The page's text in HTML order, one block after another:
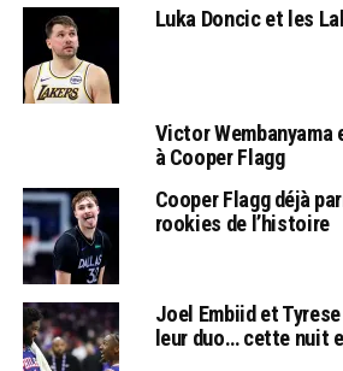
Luka Doncic et les
Victor Wembanyama
à Cooper Flagg
Cooper Flagg déjà
rookies de l’histoire
Joel Embiid et
leur duo… cette nuit